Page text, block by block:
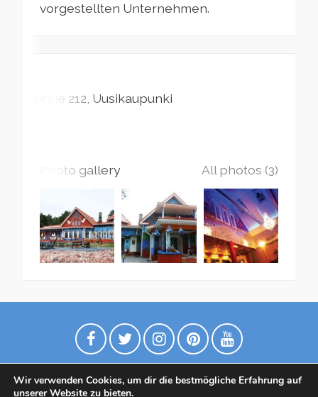
vorgestellten Unternehmen.
Hiuntie 212 Uusikaupunki
Photo gallery All photos (3)
Wir verwenden Cookies, um dir die bestmögliche Erfahrung auf
unserer Website zu bieten.